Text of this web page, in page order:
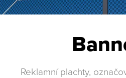
Reklamní plachty,